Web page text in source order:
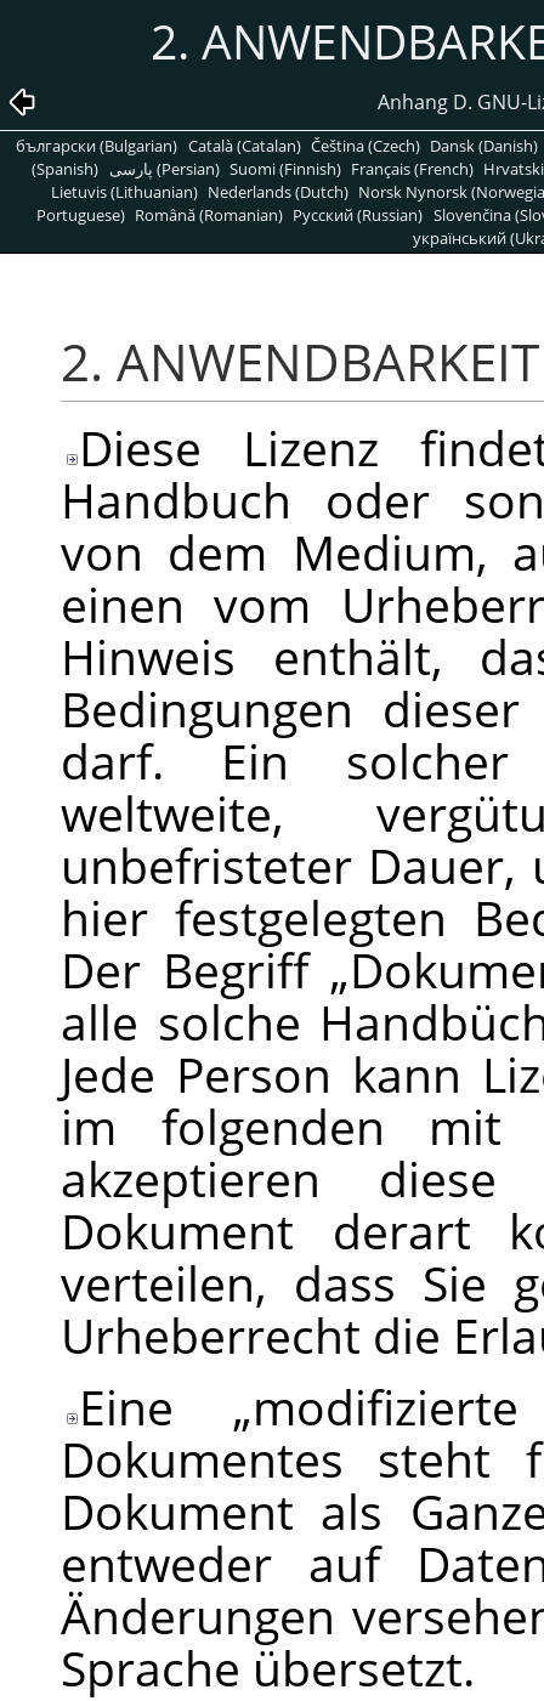
2.
Anhang D. GNU-
български (Bulgarian) Català (Catalan) Čeština (Czech) Dansk (Danish)
(Spanish)
پارسی (Persian) Suomi (Finnish) Français (French)
Lietuvis (Lithuanian) Nederlands (Dutch) Norsk Nynorsk
Portuguese) Română (Romanian) Pусский (Russian) Slovenčina
український
2.
Diese Lizenz
Handbuch oder
von dem Medium,
einen vom
Hinweis enthält,
Bedingungen
darf. Ein solcher
weltweite,
unbefristeter Dauer,
hier festgelegten
Der Begriff „
alle solche
Jede Person kann
im folgenden
akzeptieren
Dokument derart
verteilen, dass Sie
Urheberrecht die
Eine „
Dokumentes steht
Dokument als
entweder auf
Änderungen
Sprache übersetzt.